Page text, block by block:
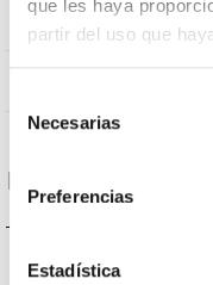
que les haya
partir del uso que
Necesarias
Preferencias
Estadística
CRI Indice de
Logement et
Type de bague